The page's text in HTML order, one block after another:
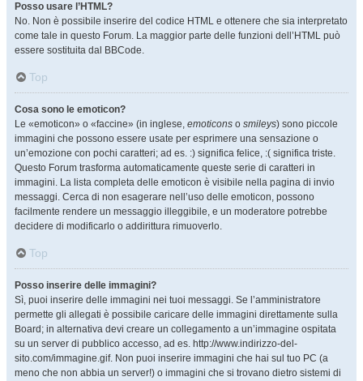
Posso usare l’HTML?
No. Non è possibile inserire del codice HTML e ottenere che sia interpretato
come tale in questo Forum. La maggior parte delle funzioni dell’HTML può
essere sostituita dal BBCode.
Top
Cosa sono le emoticon?
Le «emoticon» o «faccine» (in inglese, emoticons o smileys) sono piccole
immagini che possono essere usate per esprimere una sensazione o
un’emozione con pochi caratteri; ad es. :) significa felice, :( significa triste.
Questo Forum trasforma automaticamente queste serie di caratteri in
immagini. La lista completa delle emoticon è visibile nella pagina di invio
messaggi. Cerca di non esagerare nell’uso delle emoticon, possono
facilmente rendere un messaggio illeggibile, e un moderatore potrebbe
decidere di modificarlo o addirittura rimuoverlo.
Top
Posso inserire delle immagini?
Sì, puoi inserire delle immagini nei tuoi messaggi. Se l’amministratore
permette gli allegati è possibile caricare delle immagini direttamente sulla
Board; in alternativa devi creare un collegamento a un’immagine ospitata
su un server di pubblico accesso, ad es. http://www.indirizzo-del-
sito.com/immagine.gif. Non puoi inserire immagini che hai sul tuo PC (a
meno che non abbia un server!) o immagini che si trovano dietro sistemi di